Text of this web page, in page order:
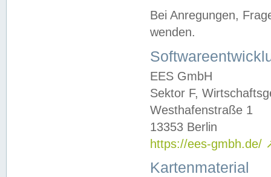
Bei Anregungen,
wenden.
EES GmbH
Sektor F,
Westhafenstraße 1
13353 Berlin
https://ees-gmbh.de/
Kartenmaterial